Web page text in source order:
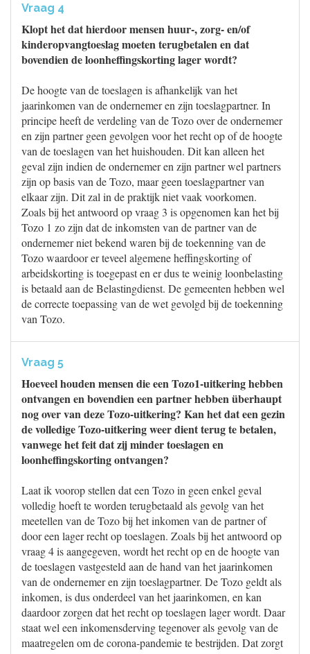
Vraag 4
Klopt het dat hierdoor mensen huur-, zorg- en/of
kinderopvangtoeslag moeten terugbetalen en dat
bovendien de loonheffingskorting lager wordt?
De hoogte van de toeslagen is afhankelijk van het
jaarinkomen van de ondernemer en zijn toeslagpartner. In
principe heeft de verdeling van de Tozo over de ondernemer
en zijn partner geen gevolgen voor het recht op of de hoogte
van de toeslagen van het huishouden. Dit kan alleen het
geval zijn indien de ondernemer en zijn partner wel partners
zijn op basis van de Tozo, maar geen toeslagpartner van
elkaar zijn. Dit zal in de praktijk niet vaak voorkomen.
Zoals bij het antwoord op vraag 3 is opgenomen kan het bij
Tozo 1 zo zijn dat de inkomsten van de partner van de
ondernemer niet bekend waren bij de toekenning van de
Tozo waardoor er teveel algemene heffingskorting of
arbeidskorting is toegepast en er dus te weinig loonbelasting
is betaald aan de Belastingdienst. De gemeenten hebben wel
de correcte toepassing van de wet gevolgd bij de toekenning
van Tozo.
Vraag 5
Hoeveel houden mensen die een Tozo1-uitkering hebben
ontvangen en bovendien een partner hebben überhaupt
nog over van deze Tozo-uitkering? Kan het dat een gezin
de volledige Tozo-uitkering weer dient terug te betalen,
vanwege het feit dat zij minder toeslagen en
loonheffingskorting ontvangen?
Laat ik voorop stellen dat een Tozo in geen enkel geval
volledig hoeft te worden terugbetaald als gevolg van het
meetellen van de Tozo bij het inkomen van de partner of
door een lager recht op toeslagen. Zoals bij het antwoord op
vraag 4 is aangegeven, wordt het recht op en de hoogte van
de toeslagen vastgesteld aan de hand van het jaarinkomen
van de ondernemer en zijn toeslagpartner. De Tozo geldt als
inkomen, is dus onderdeel van het jaarinkomen, en kan
daardoor zorgen dat het recht op toeslagen lager wordt. Daar
staat wel een inkomensderving tegenover als gevolg van de
maatregelen om de corona-pandemie te bestrijden. Dat zorgt